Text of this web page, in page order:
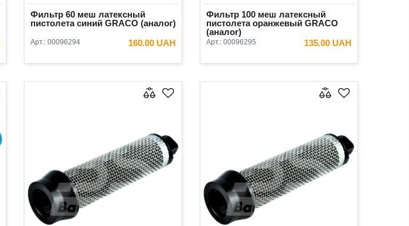
Фильтр 60 меш латексный
пистолета синий GRACO (аналог)
Арт.: 00096294 160.00 UAH
В КОРЗИНУ
Фильтр 100 меш латексный
пистолета оранжевый GRACO
(аналог)
Арт.: 00096295 135.00 UAH
В КОРЗИНУ